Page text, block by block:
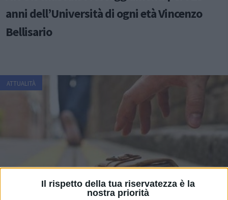
Il rispetto della tua riservatezza è la
nostra priorità
anni dell’Università di ogni età Vincenzo
Bellisario
ATTUALITÀ